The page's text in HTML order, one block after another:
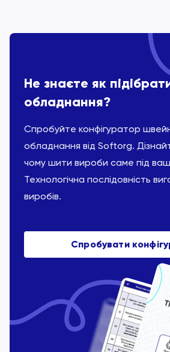
Не знаєте як
обладнання?
Спробуйте конфігуратор
обладнання від Softorg.
чому шити вироби саме під
Технологічна послідовність
виробів.
Спробувати